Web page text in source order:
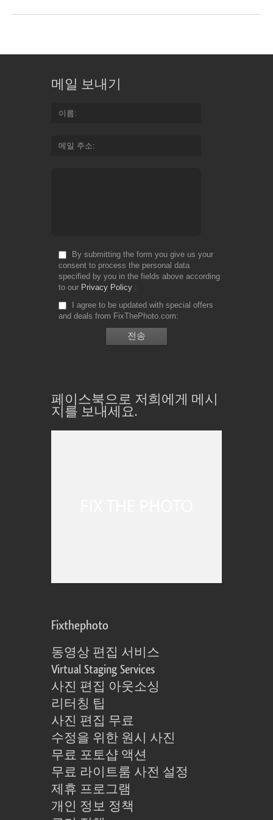
메일 보내기
이름
메일 주소
By submitting the form you give us your
consent to process the personal data
specified by you in the fields above according
to our Privacy Policy
I agree to be updated with special offers
and deals from FixThePhoto.com
페이스북으로 저희에게 메시
지를 보내세요.
Fixthephoto
동영상 편집 서비스
Virtual Staging Services
사진 편집 아웃소싱
리터칭 팁
사진 편집 무료
수정을 위한 원시 사진
무료 포토샵 액션
무료 라이트룸 사전 설정
제휴 프로그램
개인 정보 정책